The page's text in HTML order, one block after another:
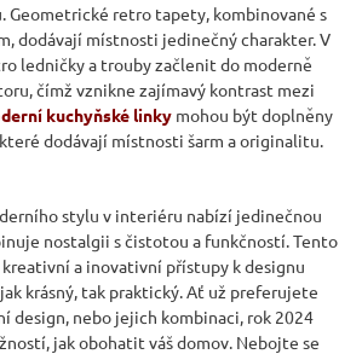
Geometrické retro tapety, kombinované s
dodávají místnosti jedinečný charakter. V
ledničky a trouby začlenit do moderně
čímž vznikne zajímavý kontrast mezi
kuchyňské linky mohou být doplněny
dodávají místnosti šarm a originalitu.
stylu v interiéru nabízí jedinečnou
nostalgii s čistotou a funkčností. Tento
a inovativní přístupy k designu
krásný, tak praktický. Ať už preferujete
design, nebo jejich kombinaci, rok 2024
jak obohatit váš domov. Nebojte se